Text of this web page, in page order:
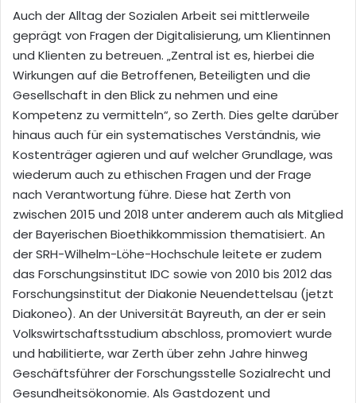
Auch der Alltag der Sozialen Arbeit sei mittlerweile
geprägt von Fragen der Digitalisierung, um Klientinnen
und Klienten zu betreuen. „Zentral ist es, hierbei die
Wirkungen auf die Betroffenen, Beteiligten und die
Gesellschaft in den Blick zu nehmen und eine
Kompetenz zu vermitteln“, so Zerth. Dies gelte darüber
hinaus auch für ein systematisches Verständnis, wie
Kostenträger agieren und auf welcher Grundlage, was
wiederum auch zu ethischen Fragen und der Frage
nach Verantwortung führe. Diese hat Zerth von
zwischen 2015 und 2018 unter anderem auch als Mitglied
der Bayerischen Bioethikkommission thematisiert. An
der SRH-Wilhelm-Löhe-Hochschule leitete er zudem
das Forschungsinstitut IDC sowie von 2010 bis 2012 das
Forschungsinstitut der Diakonie Neuendettelsau (jetzt
Diakoneo). An der Universität Bayreuth, an der er sein
Volkswirtschaftsstudium abschloss, promoviert wurde
und habilitierte, war Zerth über zehn Jahre hinweg
Geschäftsführer der Forschungsstelle Sozialrecht und
Gesundheitsökonomie. Als Gastdozent und